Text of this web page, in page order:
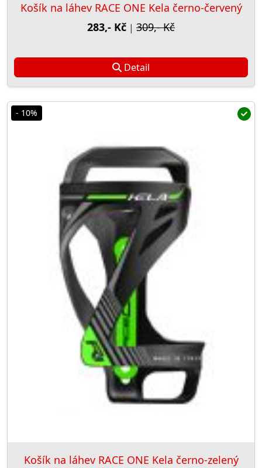
Košík na láhev RACE ONE Kela černo-červený
283,- Kč | 309,- Kč
Detail
- 10%
Košík na láhev RACE ONE Kela černo-zelený